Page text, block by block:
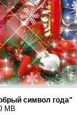
символ года"
MB